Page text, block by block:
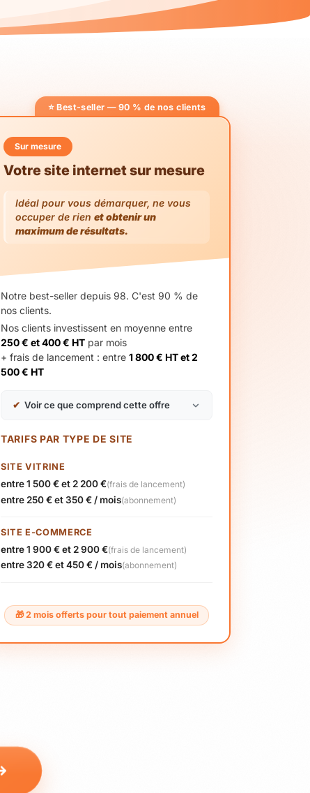
⭐ Best-seller — 90 % de nos clients
Sur mesure
Votre site internet sur mesure
Idéal pour vous démarquer, ne vous
occuper de rien et obtenir un
maximum de résultats.
Notre best-seller depuis 98. C'est 90 % de
nos clients.
Nos clients investissent en moyenne entre
250 € et 400 € HT par mois
+ frais de lancement : entre 1 800 € HT et 2
500 € HT
✔ Voir ce que comprend cette offre
TARIFS PAR TYPE DE SITE
SITE VITRINE
entre 1 500 € et 2 200 €(frais de lancement)
entre 250 € et 350 € / mois(abonnement)
SITE E-COMMERCE
entre 1 900 € et 2 900 €(frais de lancement)
entre 320 € et 450 € / mois(abonnement)
🎁 2 mois offerts pour tout paiement annuel